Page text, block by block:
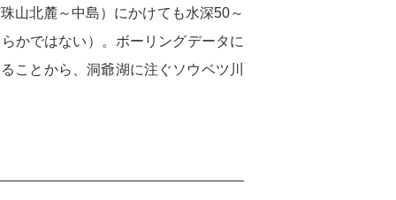
山北麓～中島）にかけても水深50～
かではない）。ボーリングデータに
ことから、洞爺湖に注ぐソウベツ川